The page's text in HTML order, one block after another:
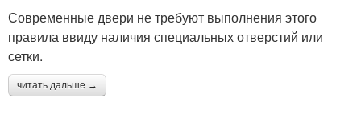
Современные двери не требуют выполнения этого
правила ввиду наличия специальных отверстий или
сетки.
читать дальше →